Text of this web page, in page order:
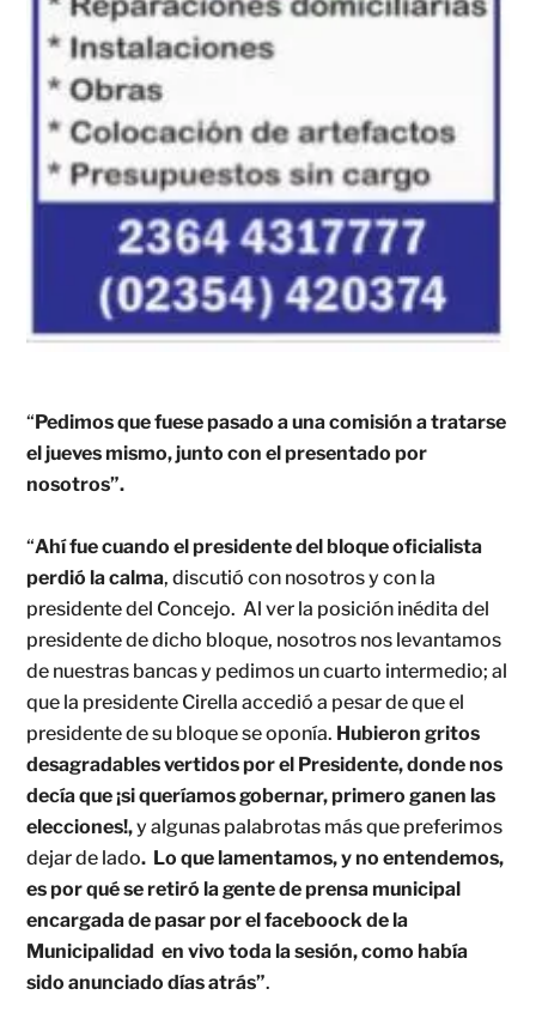
“Pedimos que fuese pasado a una comisión a tratarse
el jueves mismo, junto con el presentado por
nosotros”.
“Ahí fue cuando el presidente del bloque oficialista
perdió la calma, discutió con nosotros y con la
presidente del Concejo. Al ver la posición inédita del
presidente de dicho bloque, nosotros nos levantamos
de nuestras bancas y pedimos un cuarto intermedio; al
que la presidente Cirella accedió a pesar de que el
presidente de su bloque se oponía. Hubieron gritos
desagradables vertidos por el Presidente, donde nos
decía que ¡si queríamos gobernar, primero ganen las
elecciones!,y algunas palabrotas más que preferimos
dejar de lado. Lo que lamentamos, y no entendemos,
es por qué se retiró la gente de prensa municipal
encargada de pasar por el faceboock de la
Municipalidad en vivo toda la sesión, como había
sido anunciado días atrás”.